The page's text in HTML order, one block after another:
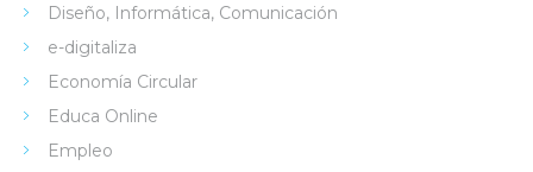
Diseño, Informática, Comunicación
e-digitaliza
Economía Circular
Educa Online
Empleo